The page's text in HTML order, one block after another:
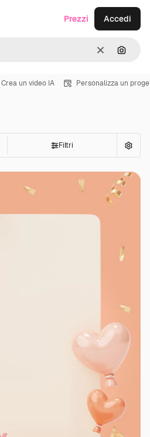
CancellaCerca
Prezzi Accedi
Crea un video IA Personalizza un
Filtri